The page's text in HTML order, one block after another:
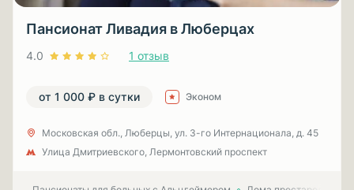
Пансионат Ливадия в Люберцах
4.0 1 отзыв
от 1 000 ₽ в сутки Эконом
Московская обл., Люберцы, ул. 3-гo Интернационала, д. 45
Улица Дмитриевского, Лермонтовский проспект